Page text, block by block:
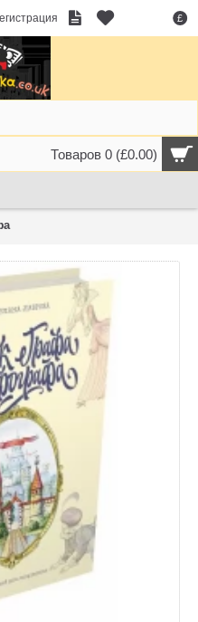
£
Товаров 0 (£0.00)